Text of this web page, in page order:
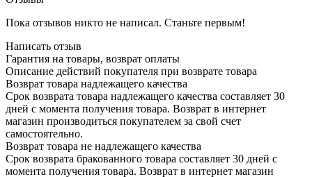
Пока отзывов никто не написал. Станьте первым!
Написать отзыв
Гарантия на товары, возврат оплаты
Описание действий покупателя при возврате товара
Возврат товара надлежащего качества
Срок возврата товара надлежащего качества составляет 30
дней с момента получения товара. Возврат в интернет
магазин производиться покупателем за свой счет
самостоятельно.
Возврат товара не надлежащего качества
Срок возврата бракованного товара составляет 30 дней с
момента получения товара. Возврат в интернет магазин